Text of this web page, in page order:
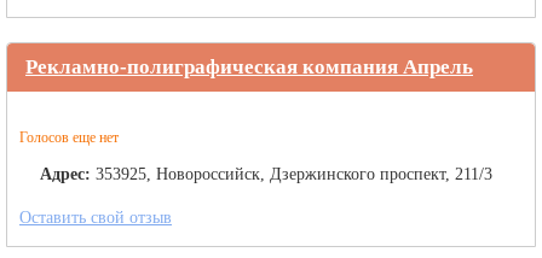
Рекламно-полиграфическая компания Апрель
Голосов еще нет
Адрес: 353925, Новороссийск, Дзержинского проспект, 211/3
Оставить свой отзыв